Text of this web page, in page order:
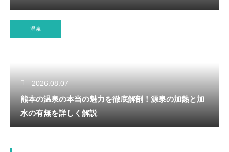
温泉
2026.08.07
熊本の温泉の本当の魅力を徹底解剖！源泉の加熱と加
水の有無を詳しく解説